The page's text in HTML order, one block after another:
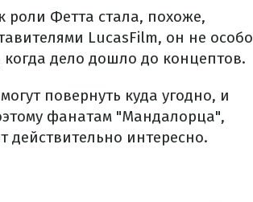
роли Фетта стала, похоже,
LucasFilm, он не особо
когда дело дошло до концептов.
повернуть куда угодно, и
фанатам "Мандалорца",
действительно интересно.